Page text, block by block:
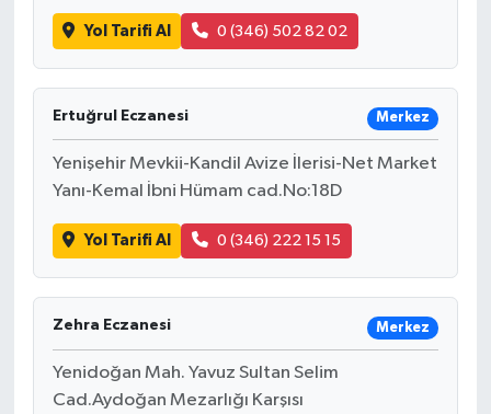
Yol Tarifi Al 0 (346) 502 82 02
Ertuğrul Eczanesi Merkez
Yenişehir Mevkii-Kandil Avize İlerisi-Net Market
Yanı-Kemal İbni Hümam cad.No:18D
Yol Tarifi Al 0 (346) 222 15 15
Zehra Eczanesi Merkez
Yenidoğan Mah. Yavuz Sultan Selim
Cad.Aydoğan Mezarlığı Karşısı